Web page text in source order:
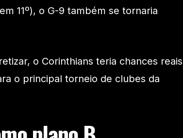
11º), o G-9 também se tornaria
o Corinthians teria chances reais
o principal torneio de clubes da